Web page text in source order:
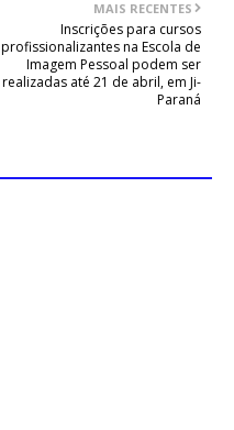
MAIS RECENTES
Inscrições para cursos
profissionalizantes na Escola de
Imagem Pessoal podem ser
realizadas até 21 de abril, em Ji-
Paraná